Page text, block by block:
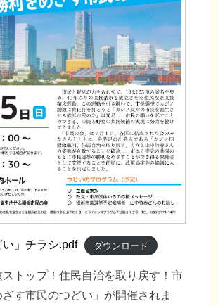
い」チラシ.pdf ダウンロード
ストップ！住民自治を取り戻す！市
す市民のつどい」が開催されま